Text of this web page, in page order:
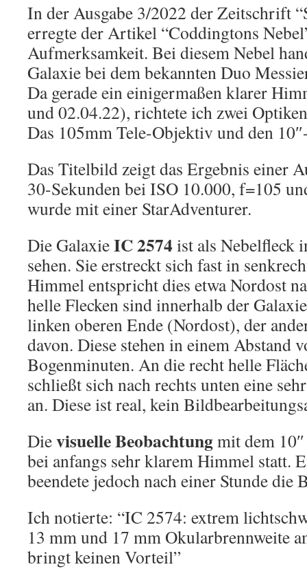
In der Ausgabe 3/2022 der Zeitschrift
erregte der Artikel “Coddingtons
Aufmerksamkeit. Bei diesem Nebel
Galaxie bei dem bekannten Duo
Da gerade ein einigermaßen klarer
und 02.04.22), richtete ich zwei
Das 105mm Tele-Objektiv und den
Das Titelbild zeigt das Ergebnis einer
30-Sekunden bei ISO 10.000, f=105
wurde mit einer StarAdventurer.
Die GalaxieIC 2574 ist als Nebelfleck
sehen. Sie erstreckt sich fast in
Himmel entspricht dies etwa Nordost
helle Flecken sind innerhalb der
linken oberen Ende (Nordost), der
davon. Diese stehen in einem Abstand
Bogenminuten. An die recht helle
schließt sich nach rechts unten eine
an. Diese ist real, kein
Dievisuelle Beobachtungmit dem
bei anfangs sehr klarem Himmel statt.
beendete jedoch nach einer Stunde die
Ich notierte: “IC 2574: extrem
13 mm und 17 mm Okularbrennweite
bringt keinen Vorteil”